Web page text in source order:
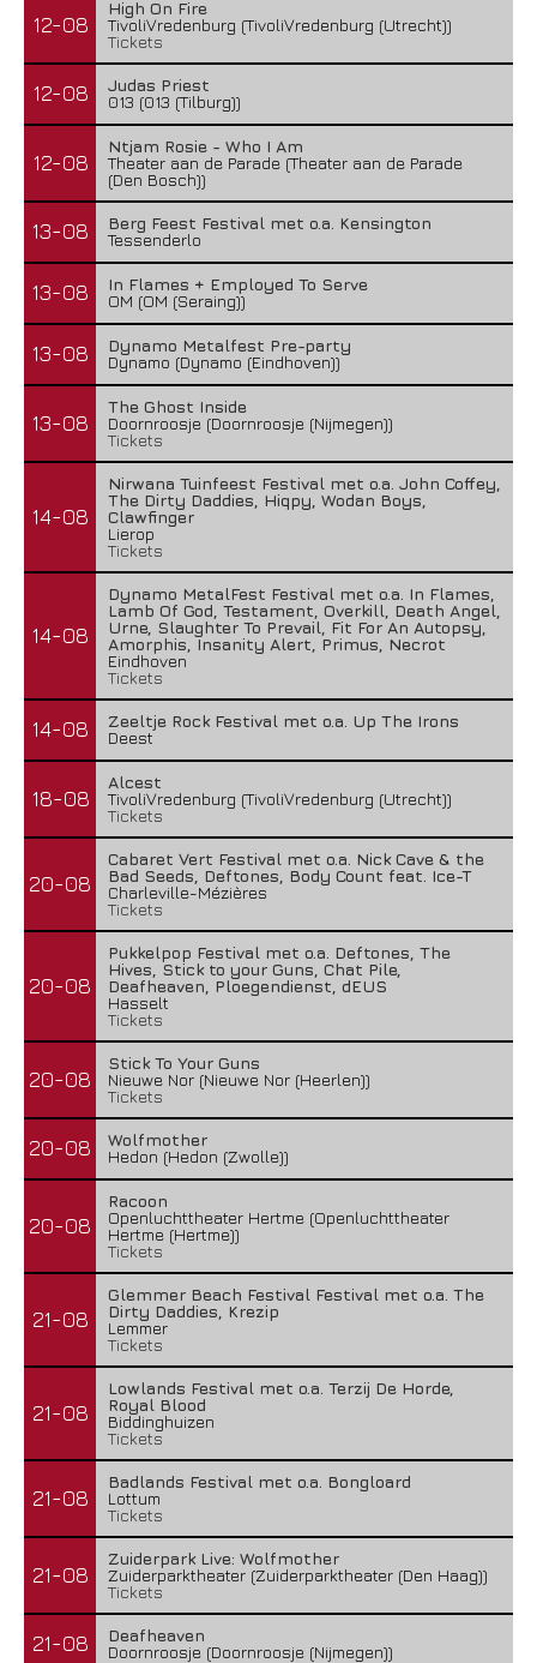
12-08
High On Fire
TivoliVredenburg (TivoliVredenburg (Utrecht))
Tickets
12-08
Judas Priest
013 (013 (Tilburg))
12-08
Ntjam Rosie - Who I Am
Theater aan de Parade (Theater aan de Parade
(Den Bosch))
13-08
Berg Feest Festival met o.a. Kensington
Tessenderlo
13-08
In Flames + Employed To Serve
OM (OM (Seraing))
13-08
Dynamo Metalfest Pre-party
Dynamo (Dynamo (Eindhoven))
13-08
The Ghost Inside
Doornroosje (Doornroosje (Nijmegen))
Tickets
14-08
Nirwana Tuinfeest Festival met o.a. John Coffey,
The Dirty Daddies, Hiqpy, Wodan Boys,
Clawfinger
Lierop
Tickets
14-08
Dynamo MetalFest Festival met o.a. In Flames,
Lamb Of God, Testament, Overkill, Death Angel,
Urne, Slaughter To Prevail, Fit For An Autopsy,
Amorphis, Insanity Alert, Primus, Necrot
Eindhoven
Tickets
14-08
Zeeltje Rock Festival met o.a. Up The Irons
Deest
18-08
Alcest
TivoliVredenburg (TivoliVredenburg (Utrecht))
Tickets
20-08
Cabaret Vert Festival met o.a. Nick Cave & the
Bad Seeds, Deftones, Body Count feat. Ice-T
Charleville-Mézières
Tickets
20-08
Pukkelpop Festival met o.a. Deftones, The
Hives, Stick to your Guns, Chat Pile,
Deafheaven, Ploegendienst, dEUS
Hasselt
Tickets
20-08
Stick To Your Guns
Nieuwe Nor (Nieuwe Nor (Heerlen))
Tickets
20-08
Wolfmother
Hedon (Hedon (Zwolle))
20-08
Racoon
Openluchttheater Hertme (Openluchttheater
Hertme (Hertme))
Tickets
21-08
Glemmer Beach Festival Festival met o.a. The
Dirty Daddies, Krezip
Lemmer
Tickets
21-08
Lowlands Festival met o.a. Terzij De Horde,
Royal Blood
Biddinghuizen
Tickets
21-08
Badlands Festival met o.a. Bongloard
Lottum
Tickets
21-08
Zuiderpark Live: Wolfmother
Zuiderparktheater (Zuiderparktheater (Den Haag))
Tickets
21-08
Deafheaven
Doornroosje (Doornroosje (Nijmegen))